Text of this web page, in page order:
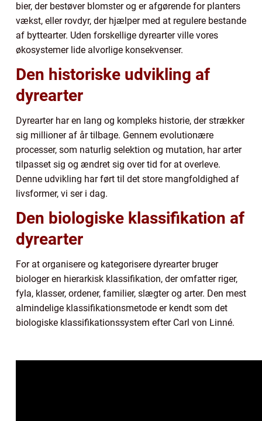
bier, der bestøver blomster og er afgørende for planters
vækst, eller rovdyr, der hjælper med at regulere bestande
af byttearter. Uden forskellige dyrearter ville vores
økosystemer lide alvorlige konsekvenser.
Den historiske udvikling af
dyrearter
Dyrearter har en lang og kompleks historie, der strækker
sig millioner af år tilbage. Gennem evolutionære
processer, som naturlig selektion og mutation, har arter
tilpasset sig og ændret sig over tid for at overleve.
Denne udvikling har ført til det store mangfoldighed af
livsformer, vi ser i dag.
Den biologiske klassifikation af
dyrearter
For at organisere og kategorisere dyrearter bruger
biologer en hierarkisk klassifikation, der omfatter riger,
fyla, klasser, ordener, familier, slægter og arter. Den mest
almindelige klassifikationsmetode er kendt som det
biologiske klassifikationssystem efter Carl von Linné.